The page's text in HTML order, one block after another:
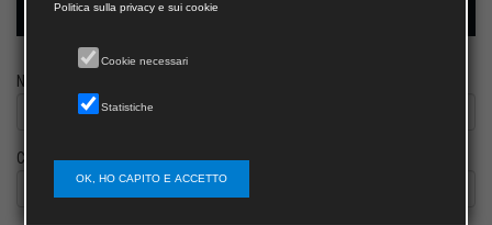
Modulo richiesta saggio docente
Nome
Cognome
Politica sulla privacy e sui cookie
Cookie necessari
Statistiche
OK, HO CAPITO E ACCETTO